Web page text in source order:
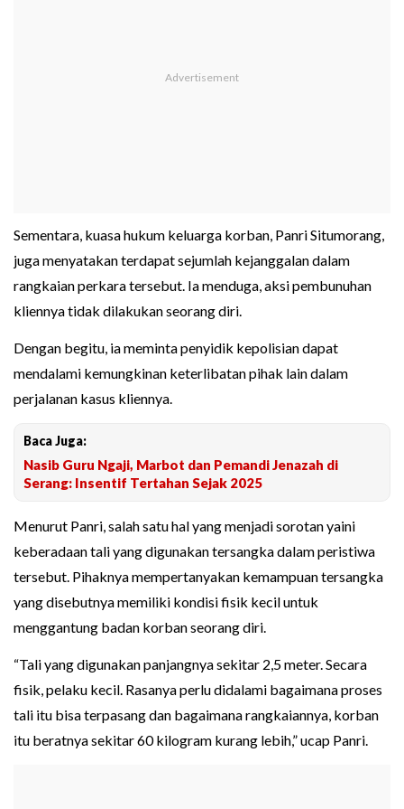
Sementara, kuasa hukum keluarga korban, Panri Situmorang,
juga menyatakan terdapat sejumlah kejanggalan dalam
rangkaian perkara tersebut. Ia menduga, aksi pembunuhan
kliennya tidak dilakukan seorang diri.
Dengan begitu, ia meminta penyidik kepolisian dapat
mendalami kemungkinan keterlibatan pihak lain dalam
perjalanan kasus kliennya.
Baca Juga:
Nasib Guru Ngaji, Marbot dan Pemandi Jenazah di
Serang: Insentif Tertahan Sejak 2025
Menurut Panri, salah satu hal yang menjadi sorotan yaini
keberadaan tali yang digunakan tersangka dalam peristiwa
tersebut. Pihaknya mempertanyakan kemampuan tersangka
yang disebutnya memiliki kondisi fisik kecil untuk
menggantung badan korban seorang diri.
“Tali yang digunakan panjangnya sekitar 2,5 meter. Secara
fisik, pelaku kecil. Rasanya perlu didalami bagaimana proses
tali itu bisa terpasang dan bagaimana rangkaiannya, korban
itu beratnya sekitar 60 kilogram kurang lebih,” ucap Panri.